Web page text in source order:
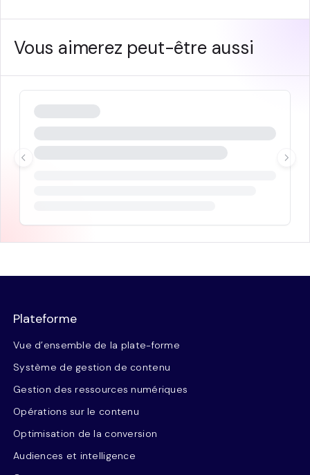
Vous aimerez peut-être aussi
Plateforme
Vue d’ensemble de la plate-forme
Système de gestion de contenu
Gestion des ressources numériques
Opérations sur le contenu
Optimisation de la conversion
Audiences et intelligence